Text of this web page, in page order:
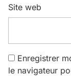
Site web
Enregistrer
le navigateur